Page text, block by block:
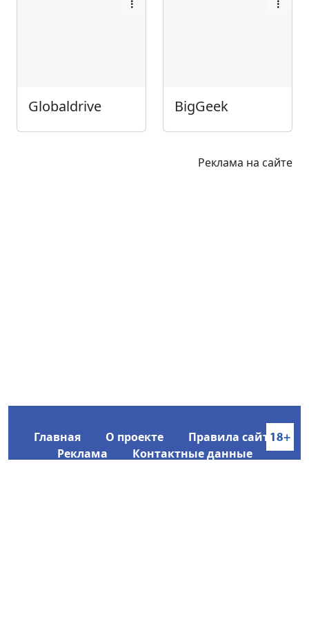
Globaldrive BigGeek
Реклама на сайте
Главная О проекте
Правила сайта
Реклама
Контактные данные